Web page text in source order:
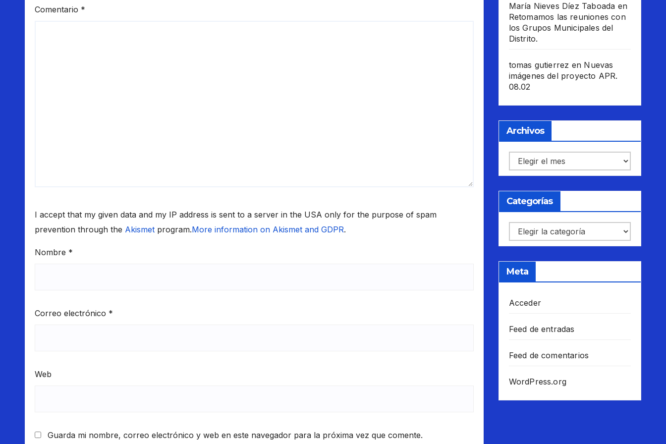
Comentario *
I accept that my given data and my IP address is sent to a server in the USA only for the purpose of spam
prevention through the Akismet program.More information on Akismet and GDPR.
Nombre *
Correo electrónico *
Web
Guarda mi nombre, correo electrónico y web en este navegador para la próxima vez que comente.
María Nieves Díez Taboada en
Retomamos las reuniones con
los Grupos Municipales del
Distrito.
tomas gutierrez en Nuevas
imágenes del proyecto APR.
08.02
Archivos
Archivos
Categorías
Categorías
Meta
Acceder
Feed de entradas
Feed de comentarios
WordPress.org